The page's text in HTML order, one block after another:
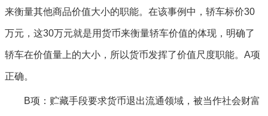
来衡量其他商品价值大小的职能。在该事例中，轿车标价30
万元，这30万元就是用货币来衡量轿车价值的体现，明确了
轿车在价值量上的大小，所以货币发挥了价值尺度职能。A项
正确。
B项：贮藏手段要求货币退出流通领域，被当作社会财富